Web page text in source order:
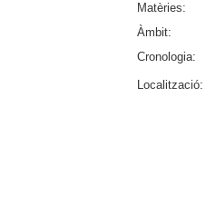
Matèries:
Àmbit:
Cronologia:
Localització: